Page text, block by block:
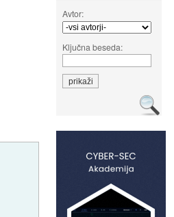
Avtor:
Ključna beseda: